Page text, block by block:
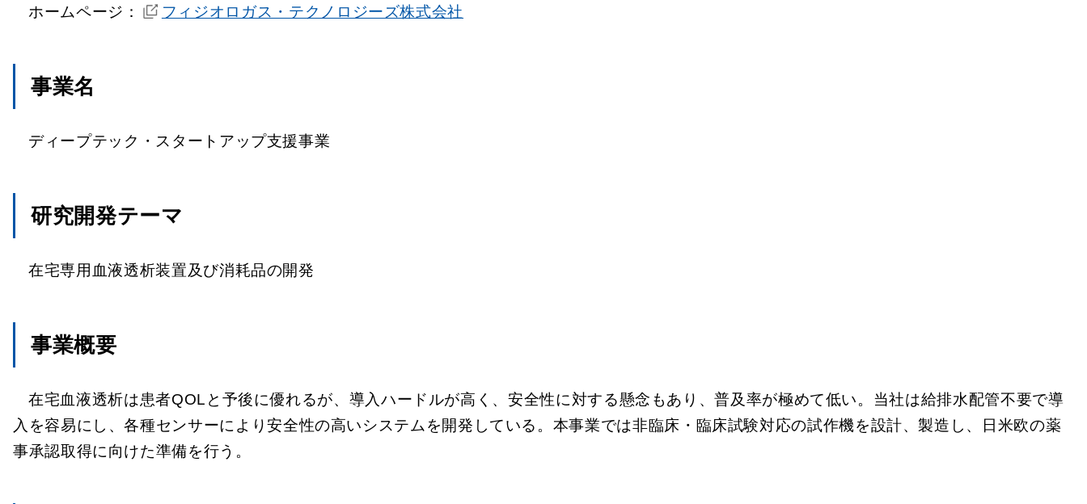
ホームページ：
フィジオロガス・テクノロジーズ株式会社
事業名
ディープテック・スタートアップ支援事業
研究開発テーマ
在宅専用血液透析装置及び消耗品の開発
事業概要
在宅血液透析は患者QOLと予後に優れるが、導入ハードルが高く、安全性に対する懸念もあり、普及率が極めて低い。当社は給排水配管不要で導
入を容易にし、各種センサーにより安全性の高いシステムを開発している。本事業では非臨床・臨床試験対応の試作機を設計、製造し、日米欧の薬
事承認取得に向けた準備を行う。